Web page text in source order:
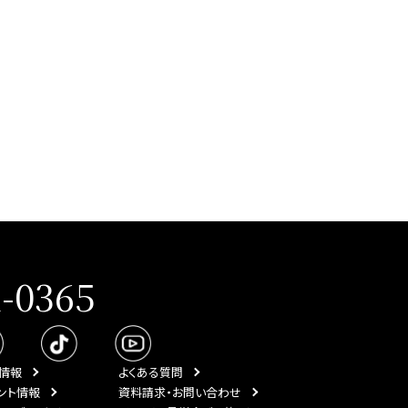
0365
報
ト情報
よくある質問
資料請求・お問い合わせ